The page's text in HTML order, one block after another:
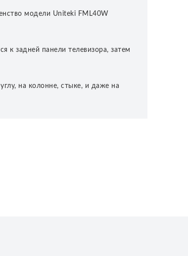
модели Uniteki FML40W
к задней панели телевизора, затем
на колонне, стыке, и даже на